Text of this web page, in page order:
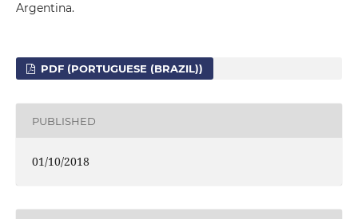
Argentina.
PDF (PORTUGUESE (BRAZIL))
PUBLISHED
01/10/2018